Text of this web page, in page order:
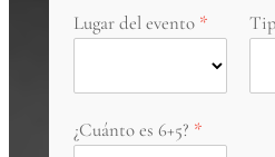
Lugar del evento
¿Cuánto es 6+5?